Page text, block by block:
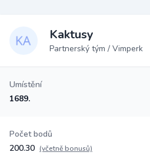
Kaktusy
Partnerský tým / Vimperk
Umístění
1689.
Počet bodů
200.30 (včetně bonusů)